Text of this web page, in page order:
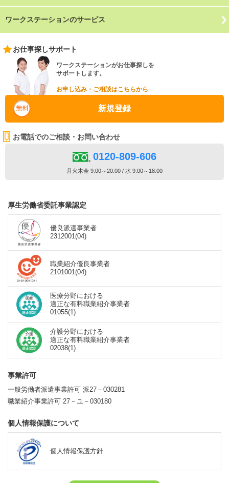
ワークステーションのサービス
お仕事探しサポート
ワークステーションがお仕事探しを
サポートします。
お申し込み・ご相談はこちらから
新規登録
お電話でのご相談・お問い合わせ
0120-809-606
月火木金 9:00～20:00 / 水 9:00～18:00
厚生労働省委託事業認定
優良派遣事業者
2312001(04)
職業紹介優良事業者
2101001(04)
医療分野における
適正な有料職業紹介事業者
01055(1)
介護分野における
適正な有料職業紹介事業者
02038(1)
事業許可
一般労働者派遣事業許可 派27－030281
職業紹介事業許可 27－ユ－030180
個人情報保護について
個人情報保護方針